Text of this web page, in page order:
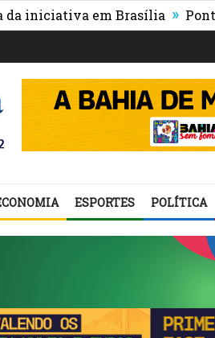
em Brasília » Ponte que
ESPORTES POLÍTICA